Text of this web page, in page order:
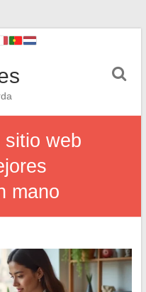
sitio web
mano